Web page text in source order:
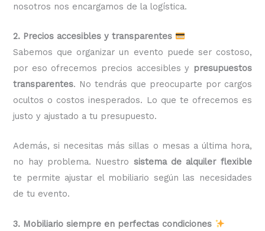
nosotros nos encargamos de la logística.
2. Precios accesibles y transparentes
Sabemos que organizar un evento puede ser costoso,
por eso ofrecemos precios accesibles y presupuestos
transparentes. No tendrás que preocuparte por cargos
ocultos o costos inesperados. Lo que te ofrecemos es
justo y ajustado a tu presupuesto.
Además, si necesitas más sillas o mesas a última hora,
no hay problema. Nuestro sistema de alquiler flexible
te permite ajustar el mobiliario según las necesidades
de tu evento.
3. Mobiliario siempre en perfectas condiciones